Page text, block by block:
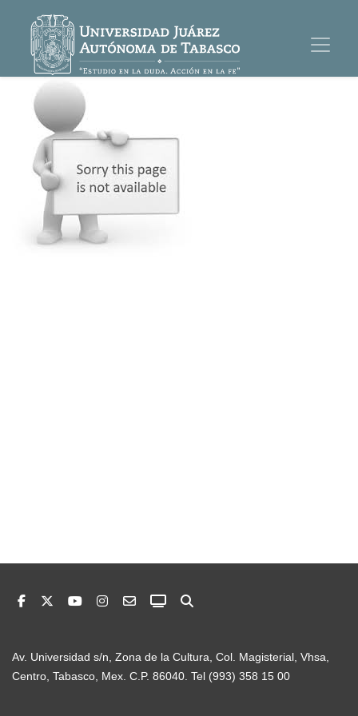
Av. Universidad s/n, Zona de la Cultura, Col. Magisterial, Vhsa,
Centro, Tabasco, Mex. C.P. 86040. Tel (993) 358 15 00